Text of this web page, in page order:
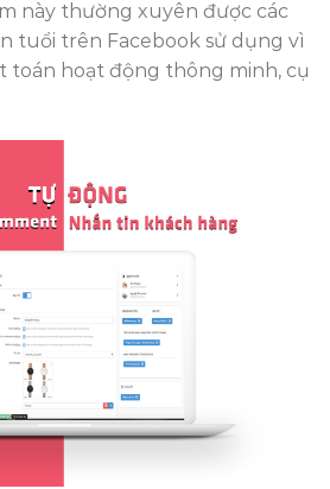
này thường xuyên được các
tuổi trên Facebook sử dụng vì
toán hoạt động thông minh, cụ